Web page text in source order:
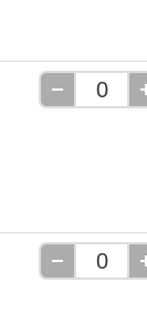
Retirer
Retirer